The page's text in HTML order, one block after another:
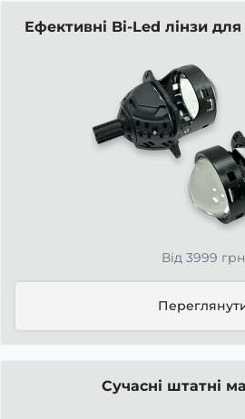
Ефективні Bi-Led лінзи для
Від 3999 грн
Сучасні штатні